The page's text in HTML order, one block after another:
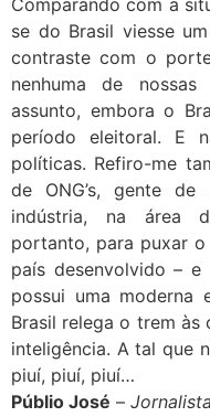
se do Brasil viesse
contraste com o
nenhuma de
assunto, embora o
período eleitoral. E
políticas. Refiro-me
de ONG’s, gente
indústria, na área
portanto, para puxar
país desenvolvido –
possui uma moderna
Brasil relega o trem às
inteligência. A tal que
piuí, piuí, piuí…
Públio José – Jornalista